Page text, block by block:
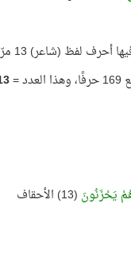
باستثناء هذه الآيات الأربع!
يَحْزَنُونَ (13) الأحقاف